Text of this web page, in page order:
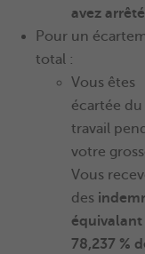
avez arrêté
Pour un
total :
Vous êtes
écartée du
travail
votre
Vous
des
équivalant
78,237 %